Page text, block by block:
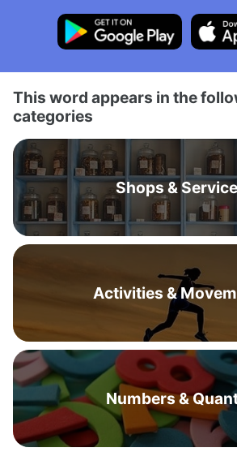
This word appears in the
categories
Shops &
Activities &
Numbers &